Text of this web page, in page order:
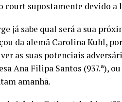
court supostamente devido a
já sabe qual será a sua
da alemã Carolina Kuhl,
as suas potenciais
Ana Filipa Santos (937.ª),
amanhã.